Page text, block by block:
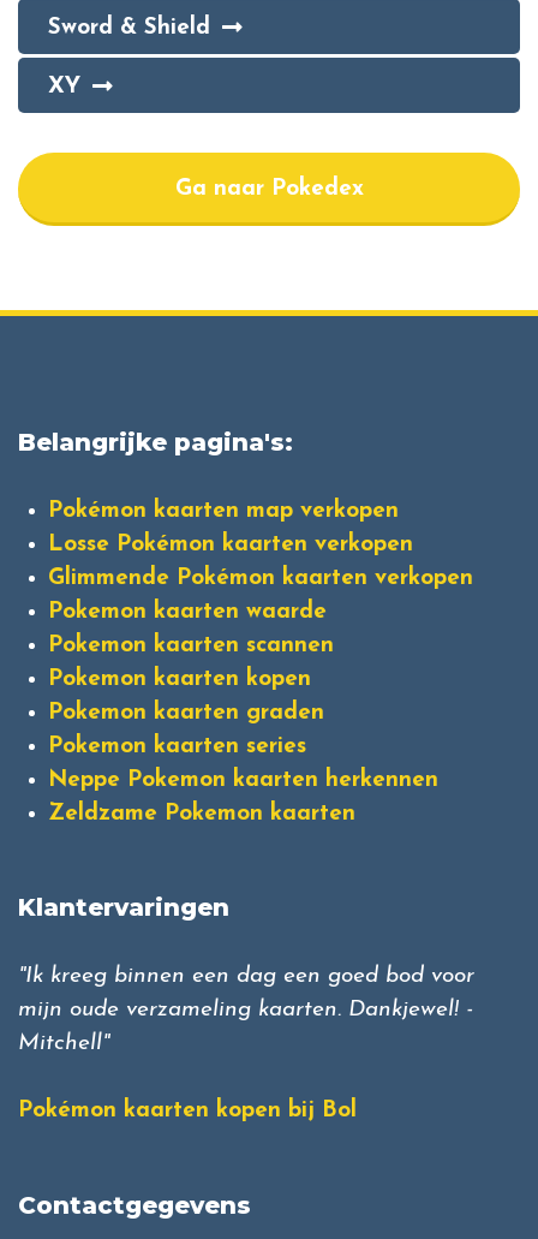
Sword & Shield
XY
Ga naar Pokedex
Belangrijke pagina's:
Pokémon kaarten map verkopen
Losse Pokémon kaarten verkopen
Glimmende Pokémon kaarten verkopen
Pokemon kaarten waarde
Pokemon kaarten scannen
Pokemon kaarten kopen
Pokemon kaarten graden
Pokemon kaarten series
Neppe Pokemon kaarten herkennen
Zeldzame Pokemon kaarten
Klantervaringen
"Ik kreeg binnen een dag een goed bod voor
mijn oude verzameling kaarten. Dankjewel! -
Mitchell"
Pokémon kaarten kopen bij Bol
Contactgegevens